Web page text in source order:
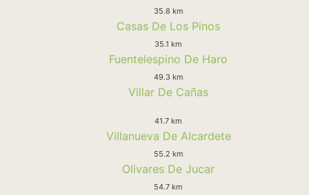
35.8 km
Casas De Los Pinos
35.1 km
Fuentelespino De Haro
49.3 km
Villar De Cañas
41.7 km
Villanueva De Alcardete
55.2 km
Olivares De Jucar
54.7 km